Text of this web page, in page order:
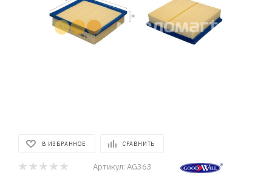
В ИЗБРАННОЕ СРАВНИТЬ
Артикул: AG363